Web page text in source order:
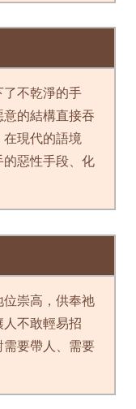
了不乾淨的手
的結構直接吞
現代的語境
惡性手段、化
位崇高，供奉祂
不敢輕易招
要帶人、需要